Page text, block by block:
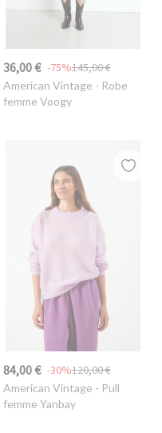
36,00 € 145,00 €
-75%
American Vintage - Robe
femme Voogy
84,00 € 120,00 €
-30%
American Vintage - Pull
femme Yanbay